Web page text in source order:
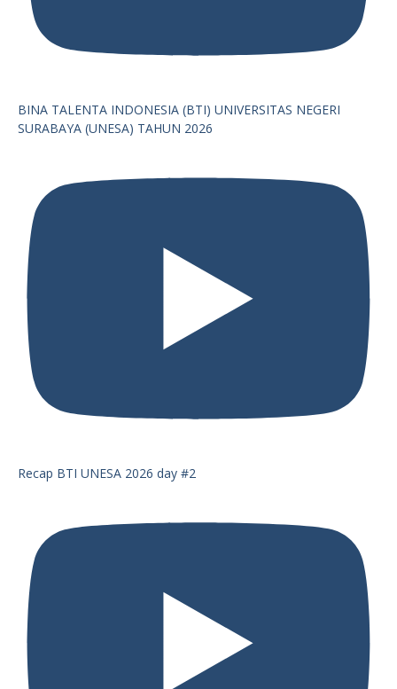
BINA TALENTA INDONESIA (BTI) UNIVERSITAS NEGERI
SURABAYA (UNESA) TAHUN 2026
Recap BTI UNESA 2026 day #2